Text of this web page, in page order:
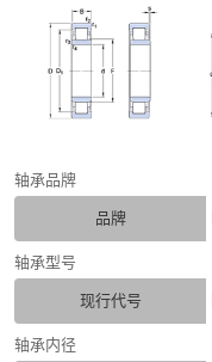
轴承品牌
品牌
轴承型号
现行代号
轴承内径